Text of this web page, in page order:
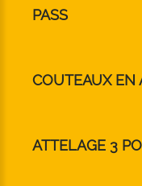
PASS
COUTEAUX EN
ATTELAGE 3